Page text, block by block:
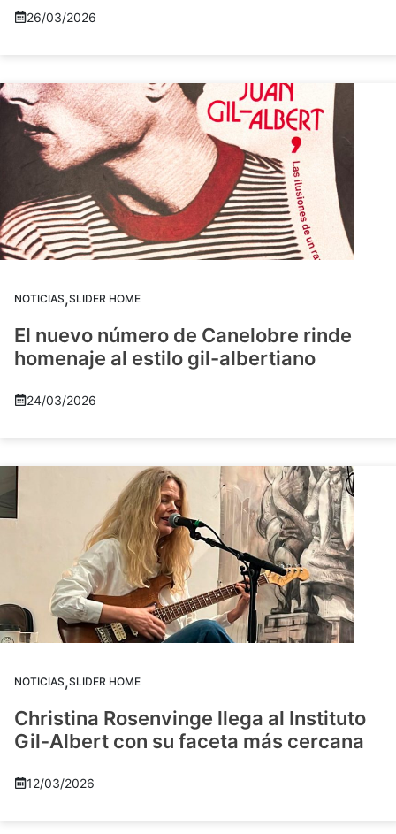
26/03/2026
NOTICIAS,SLIDER HOME
El nuevo número de Canelobre rinde
homenaje al estilo gil-albertiano
24/03/2026
NOTICIAS,SLIDER HOME
Christina Rosenvinge llega al Instituto
Gil-Albert con su faceta más cercana
12/03/2026